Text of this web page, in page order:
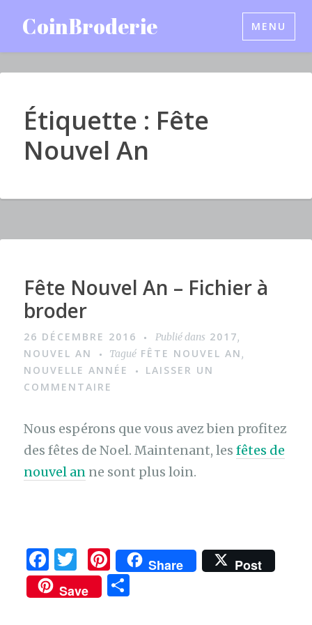
contenu
principal
CoinBroderie MENU
Étiquette : Fête
Nouvel An
I
m
g
e
Fête Nouvel An – Fichier à
broder
26 DÉCEMBRE 2016 Publié dans 2017,
NOUVEL AN Tagué FÊTE NOUVEL AN,
NOUVELLE ANNÉE
LAISSER UN
COMMENTAIRE
Nous espérons que vous avez bien profitez
des fêtes de Noel. Maintenant, lesfêtes de
nouvel an ne sont plus loin.
F
a
c
T
w
it
Pi
n
te
Share
Post
Save